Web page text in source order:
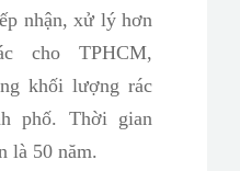
nhận, xử lý hơn
cho TPHCM,
khối lượng rác
phố. Thời gian
là 50 năm.